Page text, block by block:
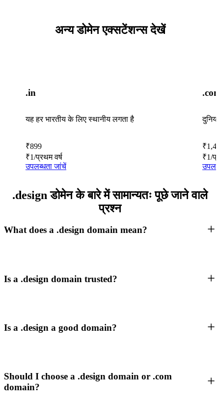
अन्य डोमेन एक्सटेंशन्स देखें
.in
यह हर भारतीय के लिए स्थानीय लगता है
₹899
₹1/प्रथम वर्ष
उपलब्धता जांचें
₹
₹1/
.design डोमेन के बारे में सामान्यतः पूछे जाने वाले
प्रश्न
What does a .design domain mean?
Is a .design domain trusted?
Is a .design a good domain?
Should I choose a .design domain or .com
domain?